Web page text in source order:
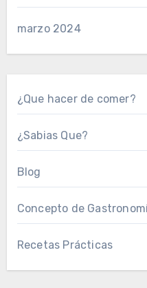
marzo 2024
¿Que hacer de comer?
¿Sabias Que?
Blog
Concepto de
Recetas Prácticas